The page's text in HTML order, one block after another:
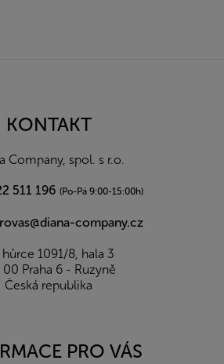
KONTAKT
Company, spol. s r.o.
511 196 (Po-Pá 9:00-15:00h)
company.cz
hůrce 1091/8, hala 3
00 Praha 6 - Ruzyně
Česká republika
PRO VÁS